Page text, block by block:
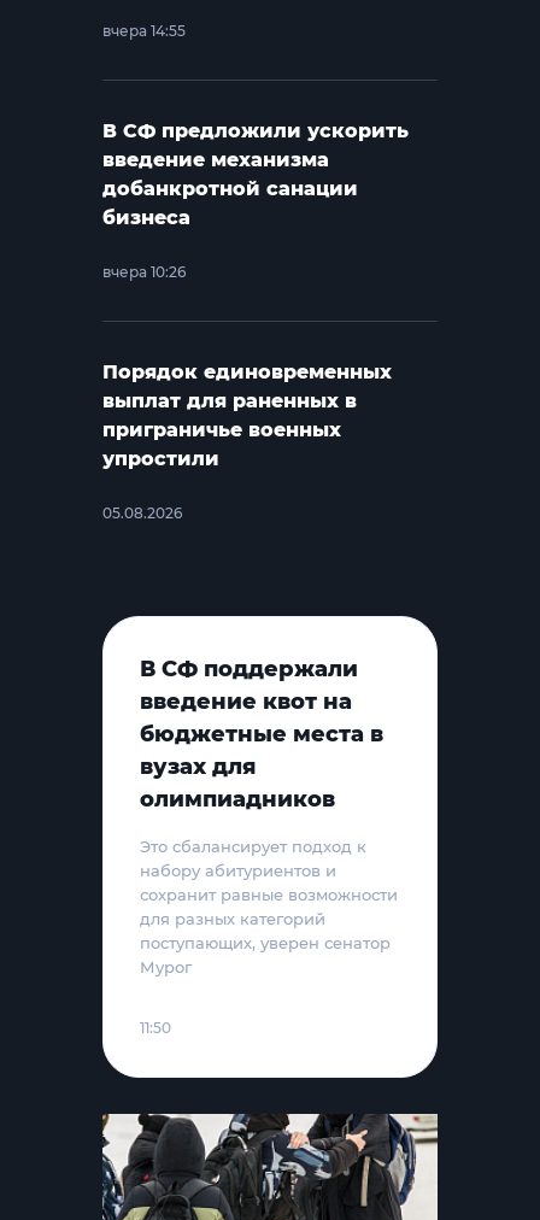
вчера 14:55
В СФ предложили ускорить
введение механизма
добанкротной санации
бизнеса
вчера 10:26
Порядок единовременных
выплат для раненных в
приграничье военных
упростили
05.08.2026
В СФ поддержали
введение квот на
бюджетные места в
вузах для
олимпиадников
Это сбалансирует подход к
набору абитуриентов и
сохранит равные возможности
для разных категорий
поступающих, уверен сенатор
Мурог
11:50